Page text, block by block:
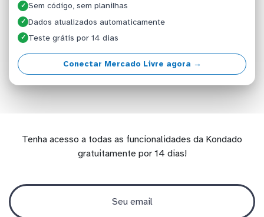
✓ Sem código, sem planilhas
✓ Dados atualizados automaticamente
✓ Teste grátis por 14 dias
Conectar Mercado Livre agora →
Tenha acesso a todas as funcionalidades da Kondado
gratuitamente por 14 dias!